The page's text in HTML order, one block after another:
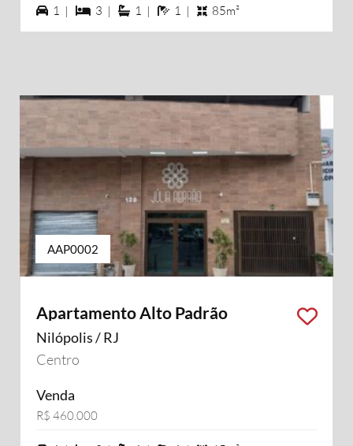
1 vagas na garagem
1 | 3 dormiórios
3 | 1 suítes
1 | 1 banheiros
1 | 85m²
AAP0002
Apartamento Alto Padrão
Nilópolis / RJ
Centro
Venda
R$ 460.000